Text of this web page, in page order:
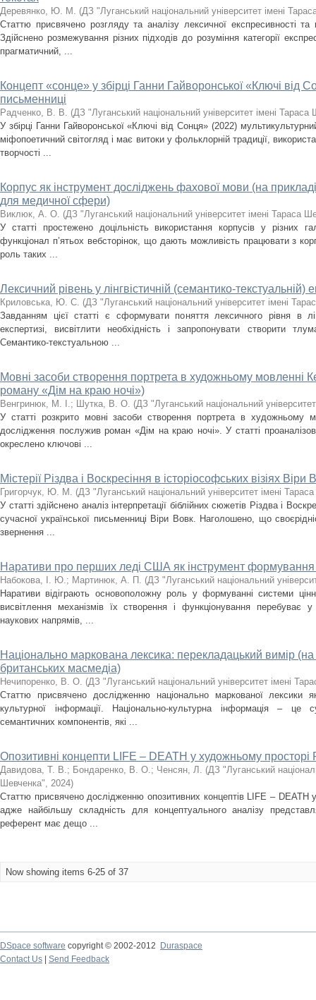
Деревянко, Ю. М. (ДЗ "Луганський національний університет імені
Статтю присвячено розгляду та аналізу лексичної експресивності та
Здійснено розмежування різних підходів до розуміння категорії
прагматичний, ...
Концепт «сонце» у збірці Ганни Гайворонської «Ключі від
письменниці
Радченко, В. В. (ДЗ "Луганський національний університет імені Тараса
У збірці Ганни Гайворонської «Ключі від Сонця» (2022)
міфопоетичний світогляд і має витоки у фольклорній традиції,
творчості ...
Корпус як інструмент досліджень фахової мови (на
для медичної сфери)
Виклюк, А. О. (ДЗ "Луганський національний університет імені Тараса
У статті простежено доцільність використання корпусів у різних
функціонал п’ятьох вебсторінок, що дають можливість працювати з
роль таких ...
Лексичний рівень у лінгвістичній (семантико-текстуальній)
Криловська, Ю. С. (ДЗ "Луганський національний університет імені
Завданням цієї статті є сформувати поняття лексичного рівня в
експертизі, висвітлити необхідність і запропонувати створити
Семантико-текстуальною ...
Мовні засоби створення портрета в художньому мовленні
роману «Дім на краю ночі»)
Венгринюк, М. І.; Шутка, В. О. (ДЗ "Луганський національний
У статті розкрито мовні засоби створення портрета в художньому
дослідження послужив роман «Дім на краю ночі». У статті
окреслено ключові ...
Містерії Різдва і Воскресіння в історіософських візіях Віри
Григорчук, Ю. М. (ДЗ "Луганський національний університет імені
У статті здійснено аналіз інтерпретації біблійних сюжетів Різдва і
сучасної української письменниці Віри Вовк. Наголошено, що
звернення ...
Наративи про перших леді США як інструмент формування
Набокова, І. Ю.; Мартинюк, А. П. (ДЗ "Луганський національний
Наративи відіграють основоположну роль у формуванні системи
висвітлення механізмів їх створення і функціонування перебуває
наукових напрямів, ...
Національно маркована лексика: перекладацький вимір (на
британських масмедіа)
Нечипоренко, В. О. (ДЗ "Луганський національний університет імені
Статтю присвячено дослідженню національно маркованої лексики
культурної інформації. Національно-культурна інформація – це
семантичних компонентів, які ...
Опозитивні концепти LIFE – DEATH у художньому просторі
Давидова, Т. В.; Бондаренко, В. О.; Ченсян, Л. (ДЗ "Луганський
Шевченка", 2024)
Статтю присвячено дослідженню опозитивних концептів LIFE – DEATH
адже найбільшу складність для концептуального аналізу
референт має дещо ...
Now showing items 6-25 of 37
DSpace software copyright © 2002-2012
Duraspace
Contact Us
Send Feedback